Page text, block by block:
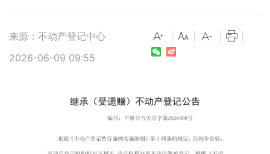
来源：不动产登记中心
2026-06-09 09:55